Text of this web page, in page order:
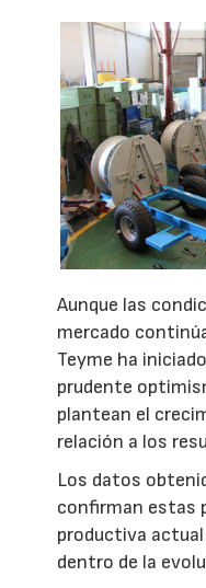
Aunque las
mercado
Teyme ha
prudente
plantean el
relación a los
Los datos
confirman estas
productiva
dentro de la